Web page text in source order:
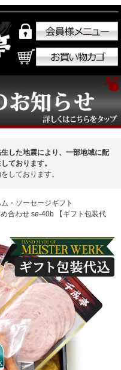
した地震により、一部地域に配
ております。
しております。
・ソーセージギフト
合わせ se-40b 【ギフト包装代